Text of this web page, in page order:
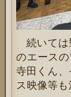
続いては
のエース
寺田くん
ス映像等